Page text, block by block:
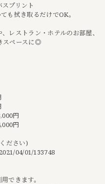
プリント
も拭き取るだけでOK。
レストラン・ホテルのお部屋、
スペースに◎
円
円
ださい)
04/01/133748
できます。